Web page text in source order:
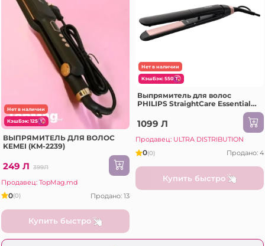
Нет в наличии
КэшБэк: 125
ВЫПРЯМИТЕЛЬ ДЛЯ ВОЛОС
KEMEI (KM-2239)
249 Л 399Л
Продавец: TopMag.md
0(0) Продано: 13
Купить быстро
Нет в наличии
КэшБэк: 550
Выпрямитель для волос
PHILIPS StraightCare Essential
1099 Л
Продавец: ULTRA DISTRIBUTION
0(0) Продано: 4
Купить быстро